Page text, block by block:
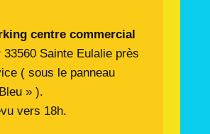
centre commercial
33560 Sainte Eulalie près
( sous le panneau
» ).
vers 18h.